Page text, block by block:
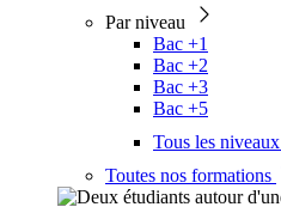
Par niveau
Bac +1
Bac +2
Bac +3
Bac +5
Tous les niveaux
Toutes nos formations